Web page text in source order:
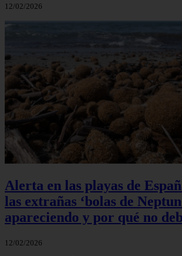
12/02/2026
Alerta en las playas de
las extrañas ‘bolas de
apareciendo y por qué no
12/02/2026